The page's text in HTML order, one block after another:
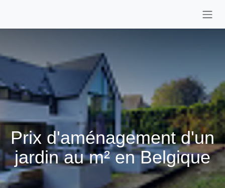
Prix d'aménagement d'un
jardin au m² en Belgique